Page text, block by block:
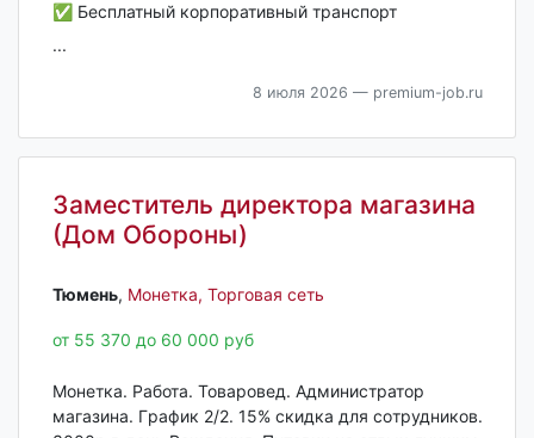
✅ Бесплатный корпоративный транспорт
...
8 июля 2026 — premium-job.ru
Заместитель директора магазина
(Дом Обороны)
Тюмень‎, Монетка, Торговая сеть
от 55 370 до 60 000 руб
Mонeткa. Работa. Товарoвед. Aдминистpатоp
магазинa. Гpaфик 2/2. 15% cкидкa для coтрудников.